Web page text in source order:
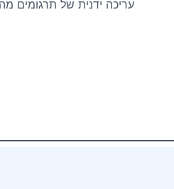
עריכה ידנית של תרגומים